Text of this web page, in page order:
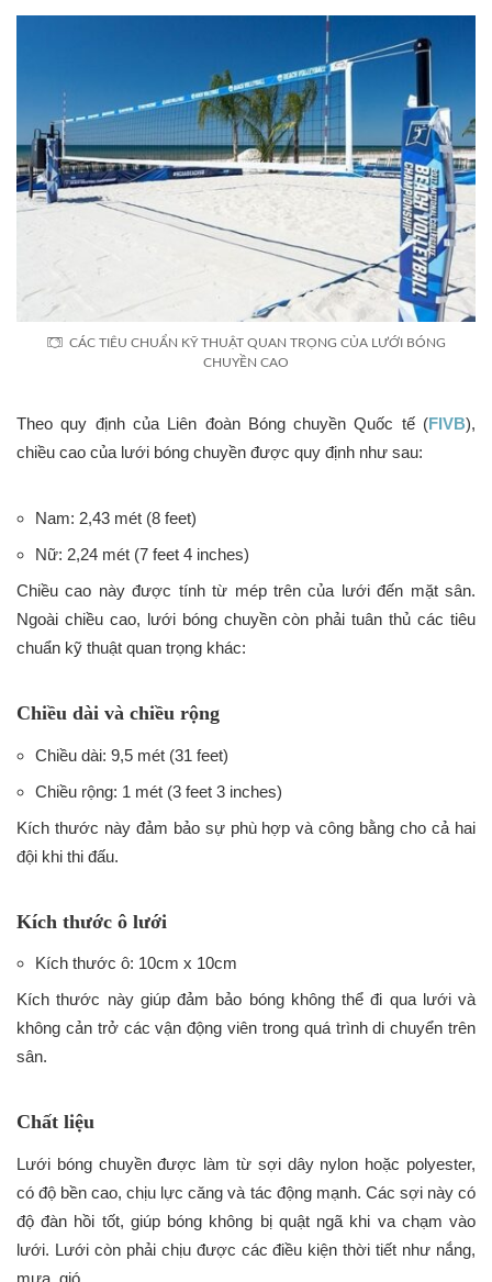
CÁC TIÊU CHUẨN KỸ THUẬT QUAN TRỌNG CỦA LƯỚI BÓNG
CHUYỀN CAO
Theo quy định của Liên đoàn Bóng chuyền Quốc tế (FIVB),
chiều cao của lưới bóng chuyền được quy định như sau:
Nam: 2,43 mét (8 feet)
Nữ: 2,24 mét (7 feet 4 inches)
Chiều cao này được tính từ mép trên của lưới đến mặt sân.
Ngoài chiều cao, lưới bóng chuyền còn phải tuân thủ các tiêu
chuẩn kỹ thuật quan trọng khác:
Chiều dài và chiều rộng
Chiều dài: 9,5 mét (31 feet)
Chiều rộng: 1 mét (3 feet 3 inches)
Kích thước này đảm bảo sự phù hợp và công bằng cho cả hai
đội khi thi đấu.
Kích thước ô lưới
Kích thước ô: 10cm x 10cm
Kích thước này giúp đảm bảo bóng không thể đi qua lưới và
không cản trở các vận động viên trong quá trình di chuyển trên
sân.
Chất liệu
Lưới bóng chuyền được làm từ sợi dây nylon hoặc polyester,
có độ bền cao, chịu lực căng và tác động mạnh. Các sợi này có
độ đàn hồi tốt, giúp bóng không bị quật ngã khi va chạm vào
lưới. Lưới còn phải chịu được các điều kiện thời tiết như nắng,
mưa, gió.